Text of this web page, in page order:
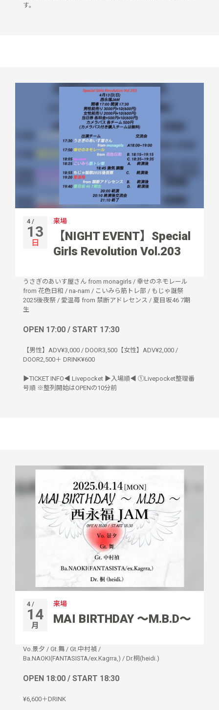
す。
4 /
13
日
来場
【NIGHT EVENT】Special
Girls Revolution Vol.203
うさぎのあいす屋さん from monagirls / 幸せのネモレール
from 花色日和 / na-nam / こいみら筋トレ部 / もじゃ誕祭
2025後夜祭 / 愛温苺 from 禁断アドレセンス / 夏目坂46 7期
生
OPEN 17:00 / START 17:30
【男性】ADV¥3,000 / DOOR3,500【女性】ADV¥2,000 /
DOOR2,500＋ DRINK¥600
▶︎TICKET INFO◀︎ Livepocket ▶︎入場順◀︎ ①Livepocket整理番
号順 ※整列開始はOPENの10分前
4 /
14
月
来場
MAI BIRTHDAY ～M.B.D～
Vo.景夕 / Gt.舞 / Gt.中村禎 /
Ba.NAOKI(FANTASISTA/ex.Kagrra,) / Dr.桐(heidi.)
OPEN 18:00 / START 18:30
¥6,600＋DRINK